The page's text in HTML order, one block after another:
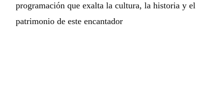
programación que exalta la cultura, la historia y el
patrimonio de este encantador